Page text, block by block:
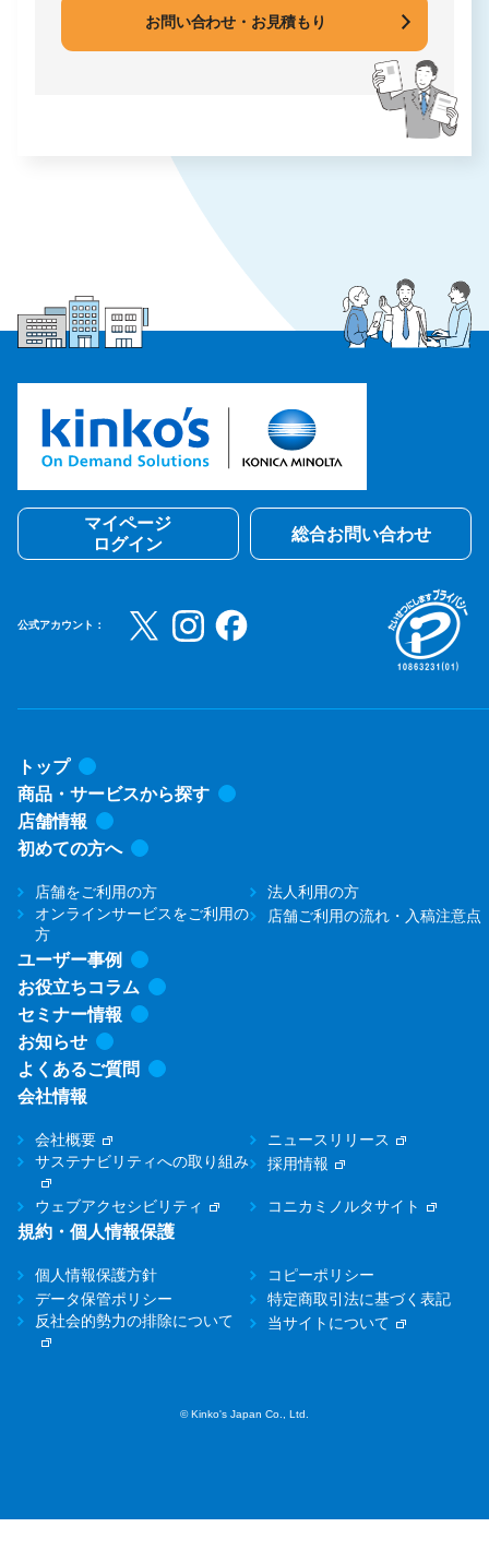
お問い合わせ・お見積もり
マイページ
ログイン
総合お問い合わせ
公式アカウント：
トップ
商品・サービスから探す
店舗情報
初めての方へ
店舗をご利用の方
法人利用の方
オンラインサービスをご利用の
方
店舗ご利用の流れ・入稿注意点
ユーザー事例
お役立ちコラム
セミナー情報
お知らせ
よくあるご質問
会社情報
会社概要
ニュースリリース
サステナビリティへの取り組み
採用情報
ウェブアクセシビリティ コニカミノルタサイト
規約・個人情報保護
個人情報保護方針
コピーポリシー
データ保管ポリシー
特定商取引法に基づく表記
反社会的勢力の排除について
当サイトについて
© Kinko's Japan Co., Ltd.